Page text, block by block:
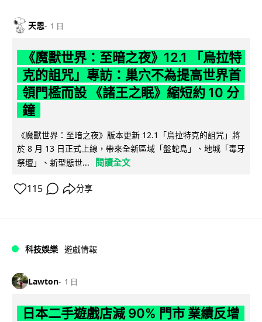
天恩 1 日
《魔獸世界：至暗之夜》12.1 「烏拉特
克的詛咒」專訪：巢穴不為提高世界首
領門檻而設 《諸王之眠》縮短約 10 分
鐘
《魔獸世界：至暗之夜》版本更新 12.1「烏拉特克的詛咒」將
於 8 月 13 日正式上線，帶來全新區域「盤蛇島」、地城「毒牙
祭壇」、新型態世...
閱讀全文
115 分享
科技娛樂 遊戲情報
Lawton 1 日
日本二手遊戲店減 90% 門市 業績反增